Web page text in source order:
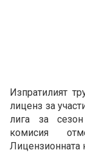
Изпратилият
лиценз за
лига за
комисия
Лицензионната